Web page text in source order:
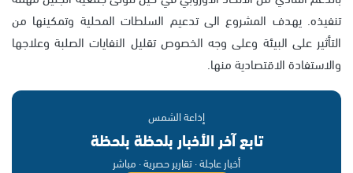
تنفيذه. يهدف المشروع الى تدعيم السلطات المحلية وتمكينها من
التأثير على البيئة وعلى وجه الخصوص تقليل النفايات الصلبة وعلاجها
والاستفادة الاقتصادية منها.
إذاعة الشمس
تابع آخر الأخبار بلحظة بلحظة
أخبار عاجلة · تقارير حصرية · مباشر